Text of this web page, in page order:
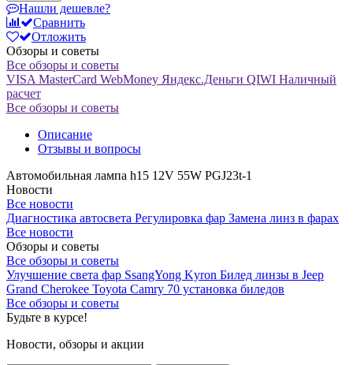
Нашли дешевле?
Сравнить
Отложить
Обзоры и советы
Все обзоры и советы
VISA MasterCard WebMoney Яндекс.Деньги QIWI Наличный
расчет
Все обзоры и советы
Описание
Отзывы и вопросы
Автомобильная лампа h15 12V 55W PGJ23t-1
Новости
Все новости
Диагностика автосвета Регулировка фар Замена линз в фарах
Все новости
Обзоры и советы
Все обзоры и советы
Улучшение света фар SsangYong Kyron Билед линзы в Jeep
Grand Cherokee Toyota Camry 70 установка биледов
Все обзоры и советы
Будьте в курсе!
Новости, обзоры и акции